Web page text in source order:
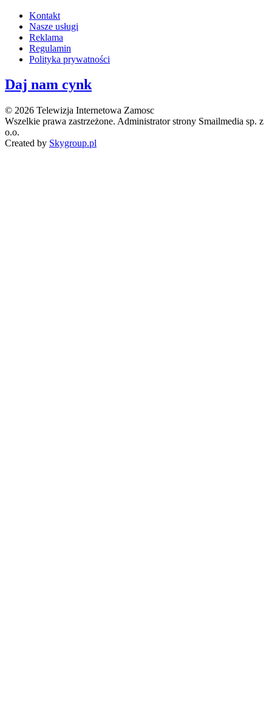
Kontakt
Nasze usługi
Reklama
Regulamin
Polityka prywatności
Daj nam cynk
© 2026 Telewizja Internetowa Zamosc
Wszelkie prawa zastrzeżone. Administrator strony Smailmedia sp. z
o.o.
Created by Skygroup.pl